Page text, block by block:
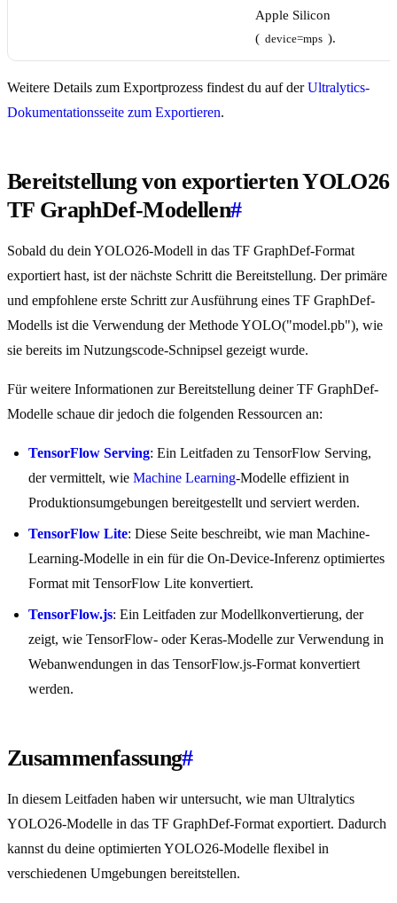
Apple Silicon
( device=mps ).
Weitere Details zum Exportprozess findest du auf derUltralytics-
Dokumentationsseite zum Exportieren.
Bereitstellung von exportierten YOLO26
TF GraphDef-Modellen#
Sobald du dein YOLO26-Modell in das TF GraphDef-Format
exportiert hast, ist der nächste Schritt die Bereitstellung. Der primäre
und empfohlene erste Schritt zur Ausführung eines TF GraphDef-
Modells ist die Verwendung der Methode YOLO("model.pb"), wie
sie bereits im Nutzungscode-Schnipsel gezeigt wurde.
Für weitere Informationen zur Bereitstellung deiner TF GraphDef-
Modelle schaue dir jedoch die folgenden Ressourcen an:
TensorFlow Serving: Ein Leitfaden zu TensorFlow Serving,
der vermittelt, wie Machine Learning-Modelle effizient in
Produktionsumgebungen bereitgestellt und serviert werden.
TensorFlow Lite: Diese Seite beschreibt, wie man Machine-
Learning-Modelle in ein für die On-Device-Inferenz optimiertes
Format mit TensorFlow Lite konvertiert.
TensorFlow.js: Ein Leitfaden zur Modellkonvertierung, der
zeigt, wie TensorFlow- oder Keras-Modelle zur Verwendung in
Webanwendungen in das TensorFlow.js-Format konvertiert
werden.
Zusammenfassung#
In diesem Leitfaden haben wir untersucht, wie man Ultralytics
YOLO26-Modelle in das TF GraphDef-Format exportiert. Dadurch
kannst du deine optimierten YOLO26-Modelle flexibel in
verschiedenen Umgebungen bereitstellen.